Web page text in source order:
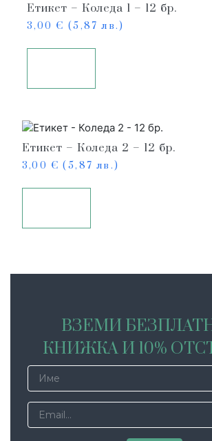
Етикет – Коледа 1 – 12 бр.
3,00€ (5,87 лв.)
Етикет – Коледа 2 – 12 бр.
3,00€ (5,87 лв.)
ВЗЕМИ
КНИЖКА И 10%